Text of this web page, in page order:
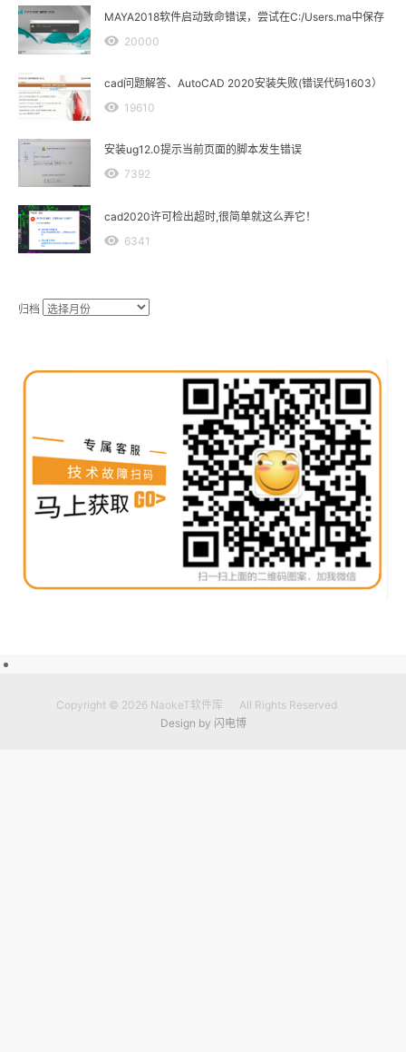
MAYA2018软件启动致命错误，尝试在C:/Users.ma中保存
20000
cad问题解答、AutoCAD 2020安装失败(错误代码1603）
19610
安装ug12.0提示当前页面的脚本发生错误
7392
cad2020许可检出超时,很简单就这么弄它！
6341
归档
Copyright © 2026 NaokeT软件库
All Rights Reserved
Design by 闪电博